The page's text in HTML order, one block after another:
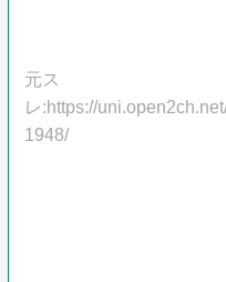
元ス
レ:https://
1948/